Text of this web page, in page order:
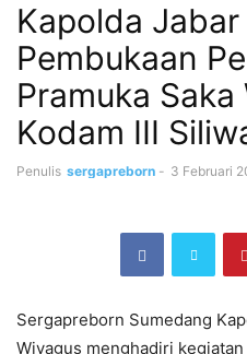
Kapolda
Pembukaan
Pramuka
Kodam III
Penulis sergapreborn - 3 Februari
Sergapreborn Sumedang
Wiyagus menghadiri